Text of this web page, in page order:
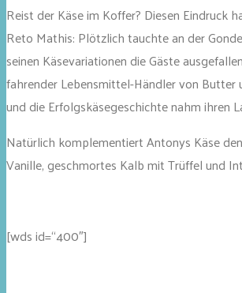
Reist der Käse im Koffer? Diesen Eindruck
Reto Mathis: Plötzlich tauchte an der
seinen Käsevariationen die Gäste
fahrender Lebensmittel-Händler von Butter
und die Erfolgskäsegeschichte nahm ihren
Natürlich komplementiert Antonys Käse
Vanille, geschmortes Kalb mit Trüffel und
[wds id=“400″]